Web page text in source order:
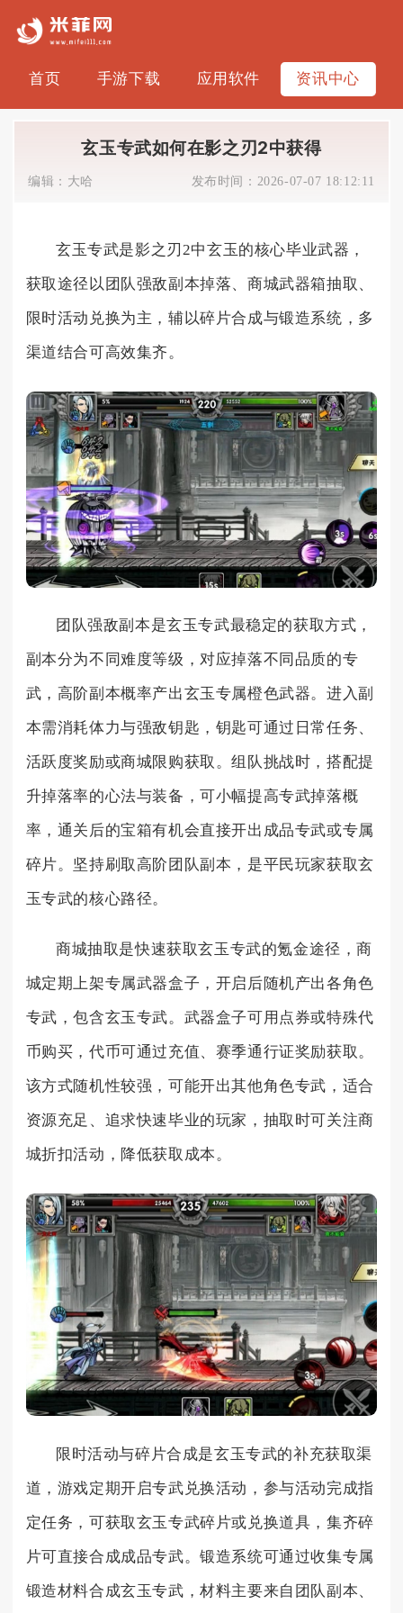
首页 手游下载 应用软件 资讯中心
玄玉专武如何在影之刃2中获得
编辑： 大哈 发布时间： 2026-07-07 18:12:11
玄玉专武是影之刃2中玄玉的核心毕业武器，
获取途径以团队强敌副本掉落、商城武器箱抽取、
限时活动兑换为主，辅以碎片合成与锻造系统，多
渠道结合可高效集齐。
团队强敌副本是玄玉专武最稳定的获取方式，
副本分为不同难度等级，对应掉落不同品质的专
武，高阶副本概率产出玄玉专属橙色武器。进入副
本需消耗体力与强敌钥匙，钥匙可通过日常任务、
活跃度奖励或商城限购获取。组队挑战时，搭配提
升掉落率的心法与装备，可小幅提高专武掉落概
率，通关后的宝箱有机会直接开出成品专武或专属
碎片。坚持刷取高阶团队副本，是平民玩家获取玄
玉专武的核心路径。
商城抽取是快速获取玄玉专武的氪金途径，商
城定期上架专属武器盒子，开启后随机产出各角色
专武，包含玄玉专武。武器盒子可用点券或特殊代
币购买，代币可通过充值、赛季通行证奖励获取。
该方式随机性较强，可能开出其他角色专武，适合
资源充足、追求快速毕业的玩家，抽取时可关注商
城折扣活动，降低获取成本。
限时活动与碎片合成是玄玉专武的补充获取渠
道，游戏定期开启专武兑换活动，参与活动完成指
定任务，可获取玄玉专武碎片或兑换道具，集齐碎
片可直接合成成品专武。锻造系统可通过收集专属
锻造材料合成玄玉专武，材料主要来自团队副本、